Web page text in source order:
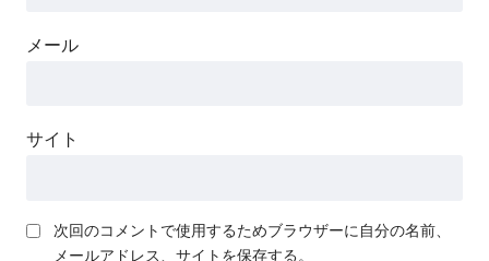
メール
サイト
次回のコメントで使用するためブラウザーに自分の名前、
メールアドレス、サイトを保存する。